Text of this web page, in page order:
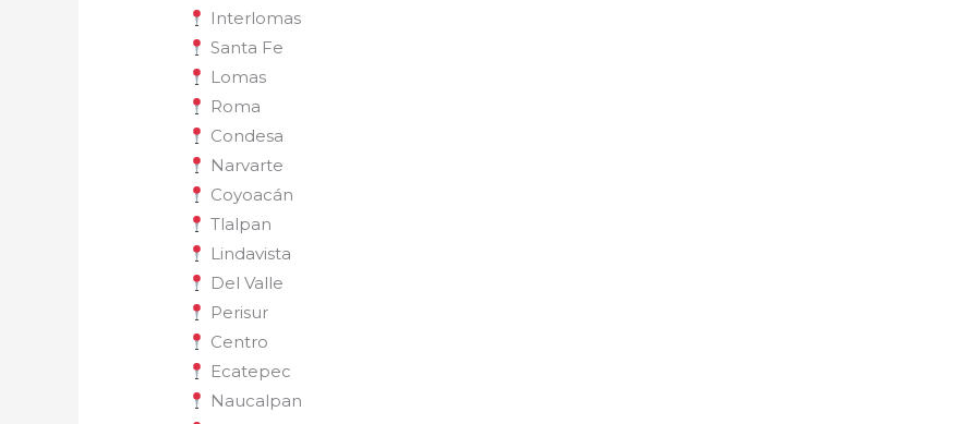
Interlomas
Santa Fe
Lomas
Roma
Condesa
Narvarte
Coyoacán
Tlalpan
Lindavista
Del Valle
Perisur
Centro
Ecatepec
Naucalpan